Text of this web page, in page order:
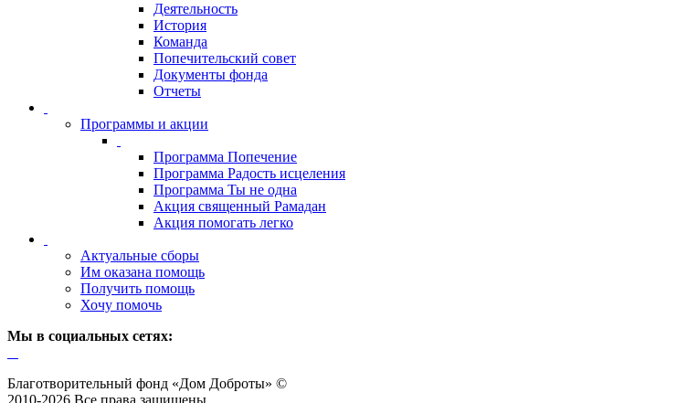
Деятельность
История
Команда
Попечительский совет
Документы фонда
Отчеты
Программы и акции
Программа Попечение
Программа Радость исцеления
Программа Ты не одна
Акция священный Рамадан
Акция помогать легко
Актуальные сборы
Им оказана помощь
Получить помощь
Хочу помочь
Мы в социальных сетях:
Благотворительный фонд «Дом Доброты» ©